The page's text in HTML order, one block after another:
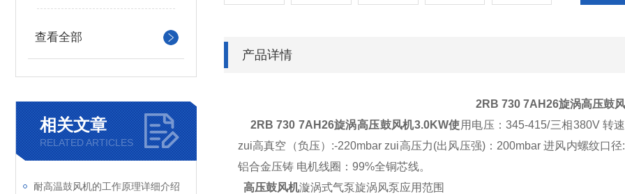
查看全部
相关文章
RELATED ARTICLES
耐高温鼓风机的工作原理详细介绍
产品详情
2RB 730 7AH26旋涡高压鼓
2RB 730 7AH26旋涡高压鼓风机3.0KW使用电压：345-415/三相380V 转
zui高真空（负压）:-220mbar zui高压力(出风压强)：200mbar 进风内螺纹口
铝合金压铸 电机线圈：99%全铜芯线。
高压鼓风机漩涡式气泵旋涡风泵应用范围